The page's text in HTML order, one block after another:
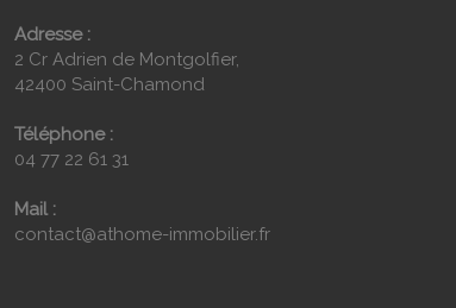
Adresse :
2 Cr Adrien de Montgolfier,
42400 Saint-Chamond
Téléphone :
04 77 22 61 31
Mail :
contact@athome-immobilier.fr